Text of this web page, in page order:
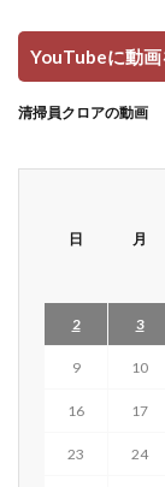
YouTubeに動画
清掃員クロアの動画
日 月
2 3
9 10
16 17
23 24